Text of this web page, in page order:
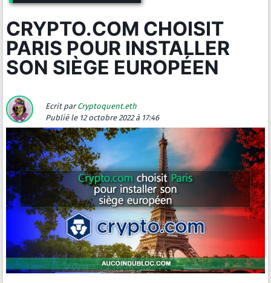
CRYPTO.COM CHOISIT
PARIS POUR INSTALLER
SON SIÈGE EUROPÉEN
Ecrit parCryptoquent.eth
Publié le 12 octobre 2022 à 17:46